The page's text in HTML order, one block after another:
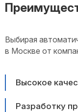
Выбирая
в Москве от
Высокое
Разработку